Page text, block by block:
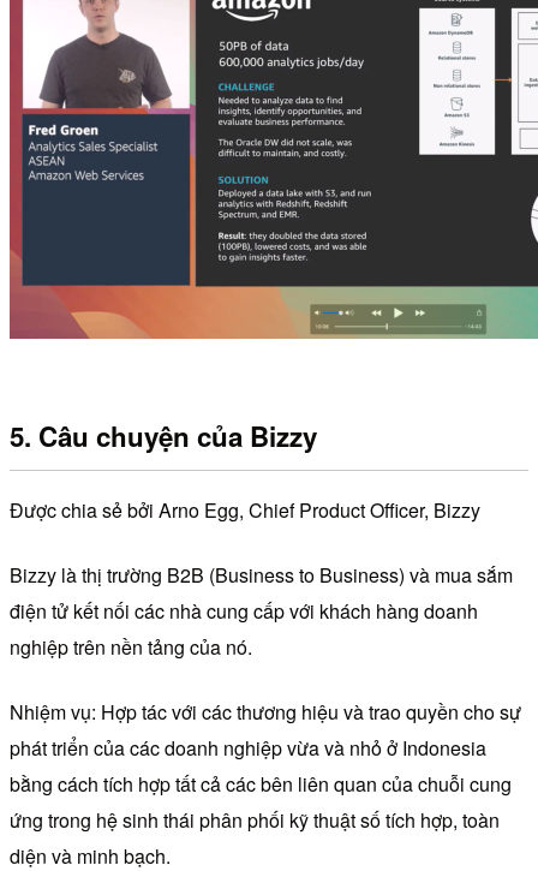
5. Câu chuyện của Bizzy
Được chia sẻ bởi Arno Egg, Chief Product Officer, Bizzy
Bizzy là thị trường B2B (Business to Business) và mua sắm
điện tử kết nối các nhà cung cấp với khách hàng doanh
nghiệp trên nền tảng của nó.
Nhiệm vụ: Hợp tác với các thương hiệu và trao quyền cho sự
phát triển của các doanh nghiệp vừa và nhỏ ở Indonesia
bằng cách tích hợp tất cả các bên liên quan của chuỗi cung
ứng trong hệ sinh thái phân phối kỹ thuật số tích hợp, toàn
diện và minh bạch.